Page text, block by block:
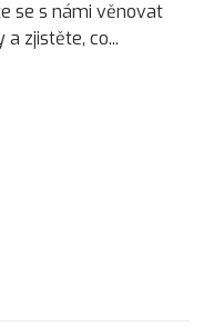
se s námi věnovat
zjistěte, co...